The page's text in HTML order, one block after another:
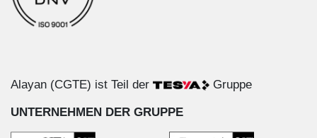
Alayan (CGTE) ist Teil der Gruppe
UNTERNEHMEN DER GRUPPE